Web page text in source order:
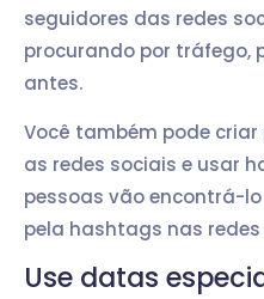
seguidores das redes
procurando por tráfego,
antes.
Você também pode
as redes sociais e usar
pessoas vão encontrá-
pela hashtags nas
Use datas